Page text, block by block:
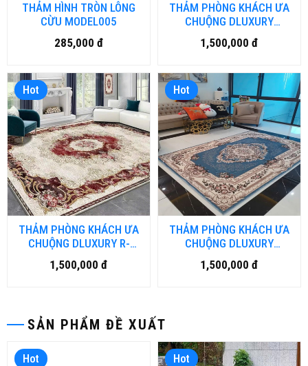
SẢN PHẨM ĐỀ XUẤT
Hot Hot
THẢM HÌNH TRÒN LÔNG
CỪU MODEL005
285,000 đ
THẢM PHÒNG KHÁCH ƯA
CHUỘNG DLUXURY
VINTAGE
1,500,000 đ
Hot
THẢM PHÒNG KHÁCH ƯA
CHUỘNG DLUXURY R-
CLASSIC
1,500,000 đ
Hot
THẢM PHÒNG KHÁCH ƯA
CHUỘNG DLUXURY
VINTAGE
1,500,000 đ